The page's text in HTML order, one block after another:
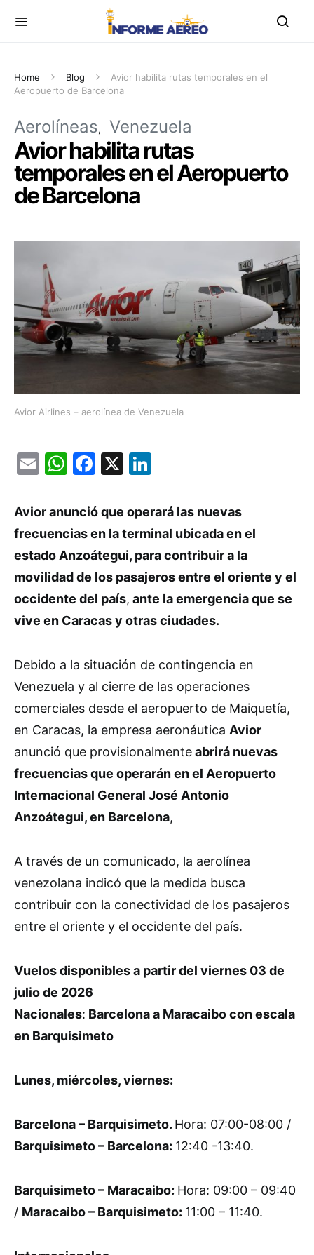
Home Blog
Avior habilita rutas temporales en el
Aeropuerto de Barcelona
Aerolíneas Venezuela
Avior habilita rutas
temporales en el Aeropuerto
de Barcelona
Avior Airlines – aerolínea de Venezuela
EmailWhatsApp
Facebook
X
Avior anunció que operará las nuevas
frecuencias en la terminal ubicada en el
estado Anzoátegui, para contribuir a la
movilidad de los pasajeros entre el oriente y el
occidente del país, ante la emergencia que se
vive en Caracas y otras ciudades.
Debido a la situación de contingencia en
Venezuela y al cierre de las operaciones
comerciales desde el aeropuerto de Maiquetía,
en Caracas, la empresa aeronáutica Avior
anunció que provisionalmenteabrirá nuevas
frecuencias que operarán en el Aeropuerto
Internacional General José Antonio
Anzoátegui, en Barcelona,
A través de un comunicado, la aerolínea
venezolana indicó que la medida busca
contribuir con la conectividad de los pasajeros
entre el oriente y el occidente del país.
Vuelos disponibles a partir del viernes 03 de
julio de 2026
Nacionales: Barcelona a Maracaibo con escala
en Barquisimeto
Lunes, miércoles, viernes:
Barcelona – Barquisimeto. Hora: 07:00-08:00 /
Barquisimeto – Barcelona: 12:40 -13:40.
Barquisimeto – Maracaibo: Hora: 09:00 – 09:40
/ Maracaibo – Barquisimeto: 11:00 – 11:40.